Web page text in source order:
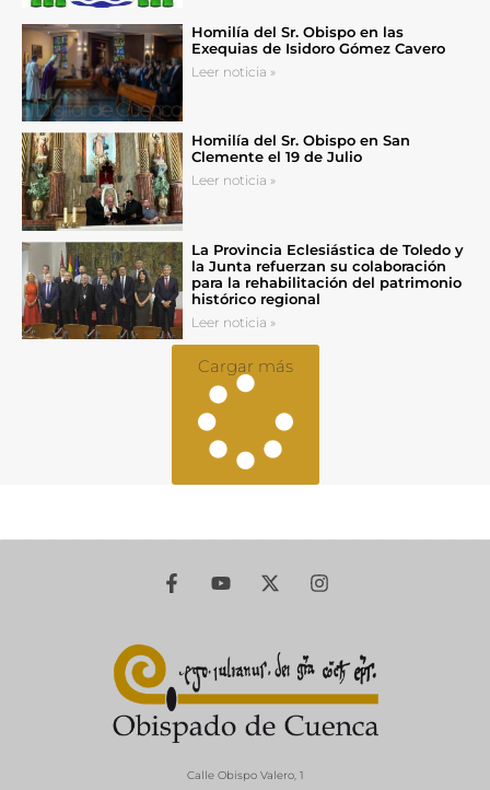
Homilía del Sr. Obispo en las
Exequias de Isidoro Gómez Cavero
Leer noticia »
Homilía del Sr. Obispo en San
Clemente el 19 de Julio
Leer noticia »
La Provincia Eclesiástica de Toledo y
la Junta refuerzan su colaboración
para la rehabilitación del patrimonio
histórico regional
Leer noticia »
Cargar más
Calle Obispo Valero, 1